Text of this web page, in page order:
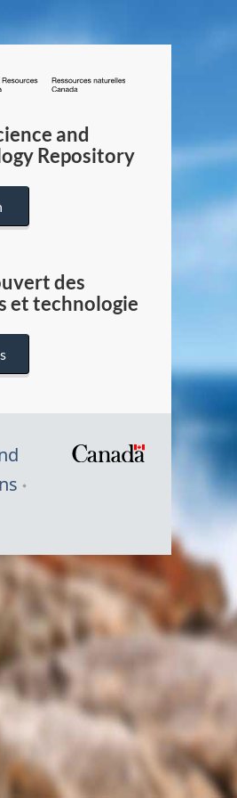
/
Canada
and
Repository
des
et technologie
Symbole
du
Canada